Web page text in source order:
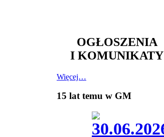
OGŁOSZENIA
I KOMUNIKATY
Więcej…
15 lat temu w GM